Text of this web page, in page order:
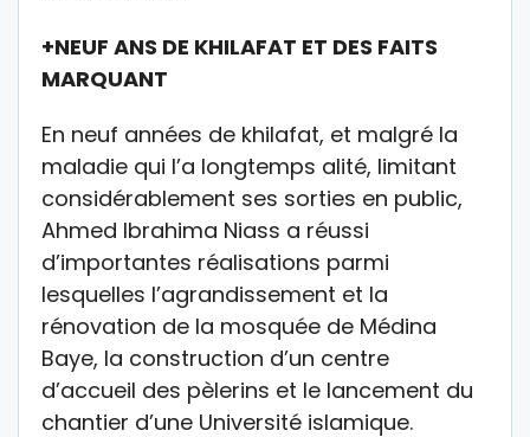
+NEUF ANS DE KHILAFAT ET DES FAITS
MARQUANT
En neuf années de khilafat, et malgré la
maladie qui l’a longtemps alité, limitant
considérablement ses sorties en public,
Ahmed Ibrahima Niass a réussi
d’importantes réalisations parmi
lesquelles l’agrandissement et la
rénovation de la mosquée de Médina
Baye, la construction d’un centre
d’accueil des pèlerins et le lancement du
chantier d’une Université islamique.